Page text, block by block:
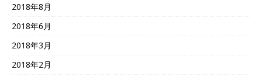
2018年8月
2018年6月
2018年3月
2018年2月